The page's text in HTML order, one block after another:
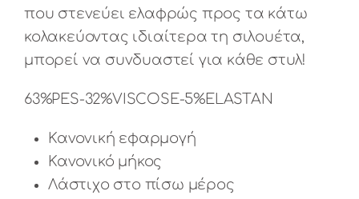
που στενεύει ελαφρώς προς τα κάτω
κολακεύοντας ιδιαίτερα τη σιλουέτα,
μπορεί να συνδυαστεί για κάθε στυλ!
63%PES-32%VISCOSE-5%ELASTAN
Κανονική εφαρμογή
Κανονικό μήκος
Λάστιχο στο πίσω μέρος